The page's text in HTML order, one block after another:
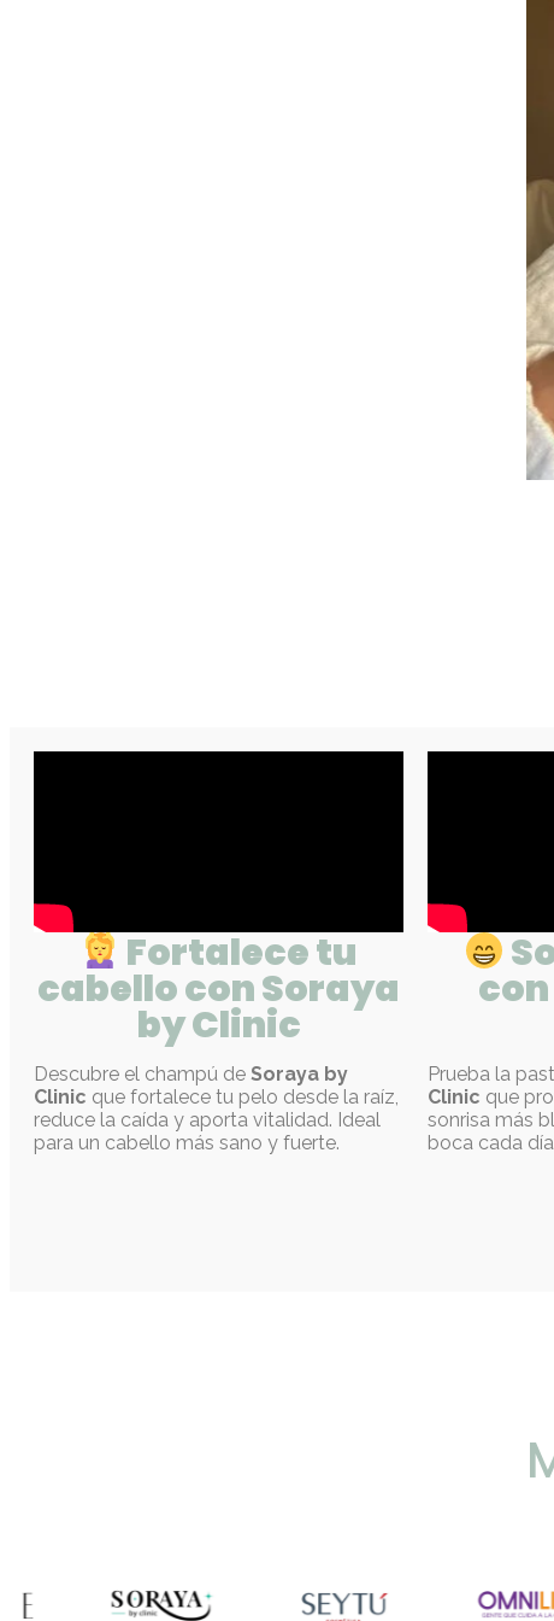
Fortalece tu
cabello con Soraya
by Clinic
Descubre el champú de Soraya by
Clinic que fortalece tu pelo desde la raíz,
reduce la caída y aporta vitalidad. Ideal
para un cabello más sano y fuerte.
Prueba la
Clinic que
sonrisa más
boca cada